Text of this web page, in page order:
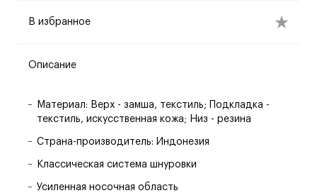
В избранное
Описание
Материал: Верх - замша, текстиль; Подкладка -
текстиль, искусственная кожа; Низ - резина
Страна-производитель: Индонезия
Классическая система шнуровки
Усиленная носочная область